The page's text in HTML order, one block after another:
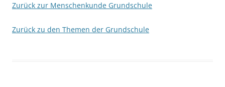
Zurück zur Menschenkunde Grundschule
Zurück zu den Themen der Grundschule